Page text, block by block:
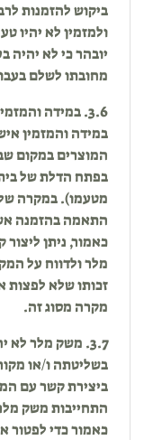
ביקוש להזמנות
ולמזמין לא יהיו
יובהר כי לא יהיה
מחובתו לשלם
3.6. במידה
במידה והמזמין
המוצרים במקום
בפתח הדלת של
מטעמו). במקרה של
התאמה בהזמנה
כאמור, ניתן
מלר ולדווח על
זכותו שלא לפצות
מקרה מסוג זה.
3.7. משק מלר לא
בשליטתה ו/או
ביצירת קשר עם
התחייבות משק
כאמור כדי לפטור